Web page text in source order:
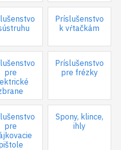
Príslušenstvo
k vŕtačkám
pre
Príslušenstvo
pre frézky
pre
Spony, klince,
ihly